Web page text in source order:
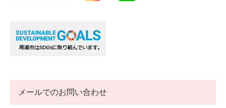
メールでのお問い合わせ